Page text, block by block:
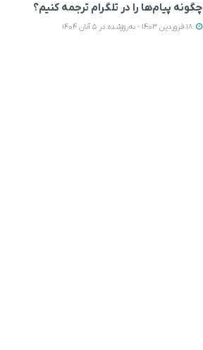
چگونه پیام‌ها را در تلگرام ترجمه کنیم؟